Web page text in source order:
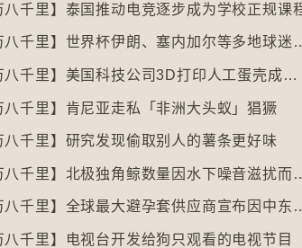
八千里】泰国推动电竞逐步成为学校正规课
【十万八千里】世界杯伊朗、塞内
【十万八千里】美国科技公司3D打印人工蛋壳成功孵化小鸡
八千里】肯尼亚走私「非洲大头蚁」猖獗
八千里】研究发现偷取别人的薯条更好味
【十万八千里】北极独
【十万八千里】全球最大
八千里】电视台开发给狗只观看的电视节目